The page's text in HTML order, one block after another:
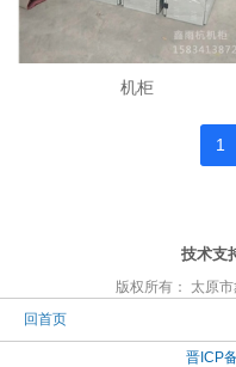
机柜
1
技术支
版权所有： 太原
回首页
晋ICP